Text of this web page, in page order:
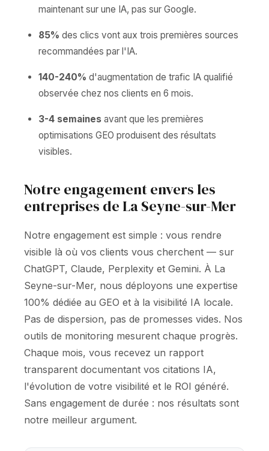
maintenant sur une IA, pas sur Google.
85% des clics vont aux trois premières sources
recommandées par l'IA.
140-240% d'augmentation de trafic IA qualifié
observée chez nos clients en 6 mois.
3-4 semaines avant que les premières
optimisations GEO produisent des résultats
visibles.
Notre engagement envers les
entreprises de La Seyne-sur-Mer
Notre engagement est simple : vous rendre
visible là où vos clients vous cherchent — sur
ChatGPT, Claude, Perplexity et Gemini. À La
Seyne-sur-Mer, nous déployons une expertise
100% dédiée au GEO et à la visibilité IA locale.
Pas de dispersion, pas de promesses vides. Nos
outils de monitoring mesurent chaque progrès.
Chaque mois, vous recevez un rapport
transparent documentant vos citations IA,
l'évolution de votre visibilité et le ROI généré.
Sans engagement de durée : nos résultats sont
notre meilleur argument.